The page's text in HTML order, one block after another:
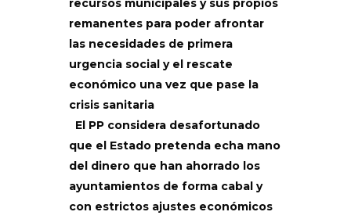
recursos municipales y sus propios
remanentes para poder afrontar
las necesidades de primera
urgencia social y el rescate
económico una vez que pase la
crisis sanitaria
El PP considera desafortunado
que el Estado pretenda echa mano
del dinero que han ahorrado los
ayuntamientos de forma cabal y
con estrictos ajustes económicos